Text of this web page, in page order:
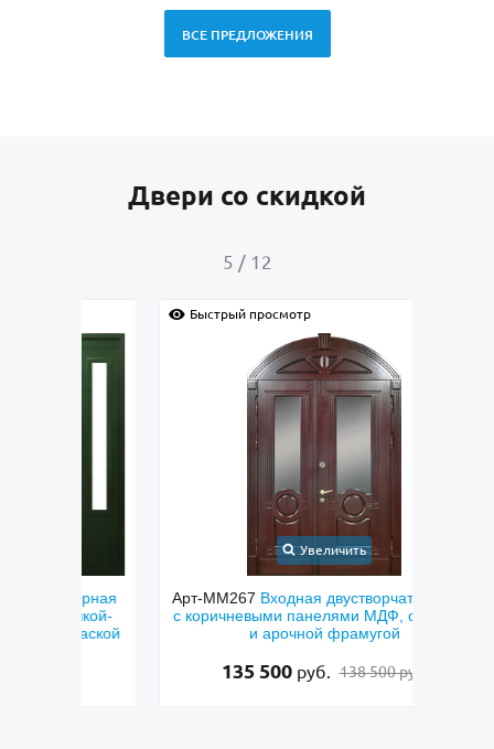
ВСЕ ПРЕДЛОЖЕНИЯ
Двери со скидкой
5 / 12
Быстрый просмотр
Увеличить
Арт-ММ267Входная двустворчатая дверь
с коричневыми панелями МДФ, стеклами
и арочной фрамугой
руб. 138 500 руб.